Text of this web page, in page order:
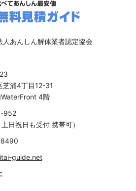
人あんしん解体業者認定協会
芝浦4丁目12-31
4階
952
日祝日も受付 携帯可）
guide.net